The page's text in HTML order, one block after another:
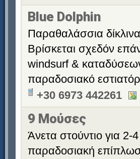
Blue Dolphin
Παραθαλάσσια
Βρίσκεται σχεδόν
windsurf &
παραδοσιακό
+30 6973 442261
9 Μούσες
Άνετα στούντιο για
παραδοσιακή